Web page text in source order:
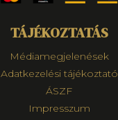
TÁJÉKOZTATÁS
Médiamegjelenések
Adatkezelési tájékoztató
ÁSZF
Impresszum